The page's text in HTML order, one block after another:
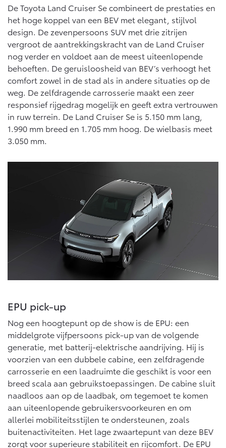
De Toyota Land Cruiser Se combineert de prestaties en
het hoge koppel van een BEV met elegant, stijlvol
design. De zevenpersoons SUV met drie zitrijen
vergroot de aantrekkingskracht van de Land Cruiser
nog verder en voldoet aan de meest uiteenlopende
behoeften. De geruisloosheid van BEV’s verhoogt het
comfort zowel in de stad als in andere situaties op de
weg. De zelfdragende carrosserie maakt een zeer
responsief rijgedrag mogelijk en geeft extra vertrouwen
in ruw terrein. De Land Cruiser Se is 5.150 mm lang,
1.990 mm breed en 1.705 mm hoog. De wielbasis meet
3.050 mm.
EPU pick-up
Nog een hoogtepunt op de show is de EPU: een
middelgrote vijfpersoons pick-up van de volgende
generatie, met batterij-elektrische aandrijving. Hij is
voorzien van een dubbele cabine, een zelfdragende
carrosserie en een laadruimte die geschikt is voor een
breed scala aan gebruikstoepassingen. De cabine sluit
naadloos aan op de laadbak, om tegemoet te komen
aan uiteenlopende gebruikersvoorkeuren en om
allerlei mobiliteitsstijlen te ondersteunen, zoals
buitenactiviteiten. Het lage zwaartepunt van deze BEV
zorgt voor superieure stabiliteit en rijcomfort. De EPU